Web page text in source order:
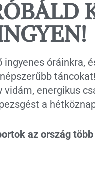
ingyenes óráinkra,
táncokat!
vidám, energikus
a
az ország